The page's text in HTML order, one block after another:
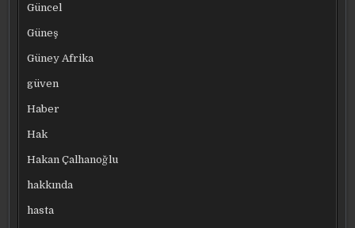
Güncel
Güneş
Güney Afrika
güven
Haber
Hak
Hakan Çalhanoğlu
hakkında
hasta